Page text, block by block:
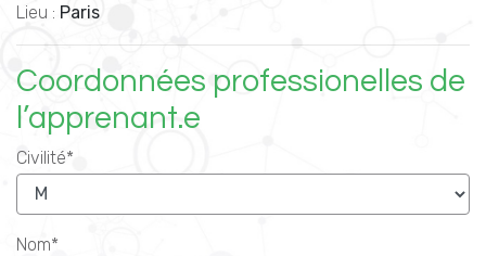
Lieu : Paris
Coordonnées professionelles de
l’apprenant.e
Civilité*
Nom*